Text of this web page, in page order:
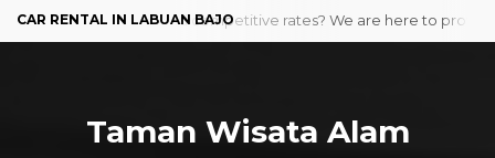
service and competitive rates? We are here to provide
Taman Wisata Alam